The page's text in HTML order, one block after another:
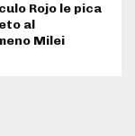
Rojo le pica
al
Milei